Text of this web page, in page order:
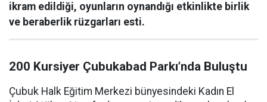
ikram edildiği, oyunların oynandığı etkinlikte birlik
ve beraberlik rüzgarları esti.
200 Kursiyer Çubukabad Parkı’nda Buluştu
Çubuk Halk Eğitim Merkezi bünyesindeki Kadın El